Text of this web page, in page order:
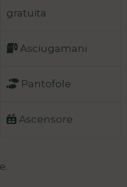
gratuita
Asciugamani
Pantofole
Ascensore